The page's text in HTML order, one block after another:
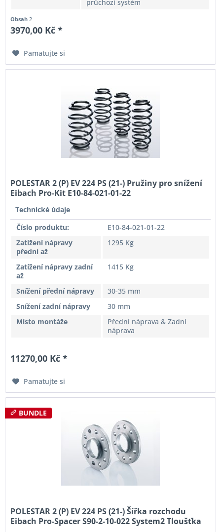
průchozí systém
Obsah2
3970,00 Kč *
Pamatujte si
POLESTAR 2 (P) EV 224 PS (21-) Pružiny pro snížení
Eibach Pro-Kit E10-84-021-01-22
Technické údaje
Číslo produktu:
E10-84-021-01-22
Zatížení nápravy
přední až
1295 Kg
Zatížení nápravy zadní
až
1415 Kg
Snížení přední nápravy
30-35 mm
Snížení zadní nápravy
30 mm
Místo montáže
Přední náprava & Zadní
náprava
11270,00 Kč *
Pamatujte si
BUNDLE
POLESTAR 2 (P) EV 224 PS (21-) Šířka rozchodu
Eibach Pro-Spacer S90-2-10-022 System2 Tloušťka